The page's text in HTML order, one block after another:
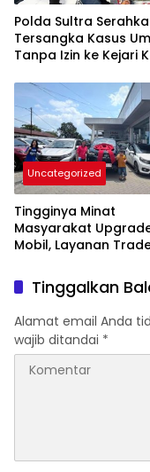
Polda Sultra
Tersangka Kasus
Tanpa Izin ke Kejari
Uncategorized
Tingginya Minat
Masyarakat
Mobil, Layanan
Permintaan
Tinggalkan
Alamat email Anda
wajib ditandai *